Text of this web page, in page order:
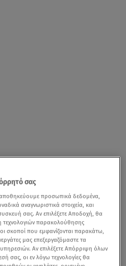
σας
προσωπικά δεδομένα,
αναγνωριστικά στοιχεία, και
σας. Αν επιλέξετε Αποδοχή, θα
τεχνολογιών παρακολούθησης
σκοποί που εμφανίζονται παρακάτω,
μας επεξεργαζόμαστε τα
Αν επιλέξετε Απόρριψη όλων
σας, οι εν λόγω τεχνολογίες θα